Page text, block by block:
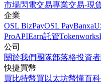
市場閃電交易專業交易-現
企業
OSL BizPayOSL PayBanxa
ProAPIEarn託管Tokenworks
公司
關於我們 團隊部落格投資
快捷買幣
買比特幣買以太坊幣懂百科